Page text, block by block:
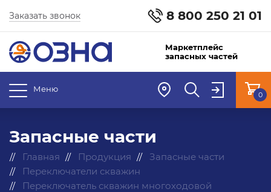
8 800 250 21 01
Заказать звонок
Маркетплейс
запасных частей
Меню
0
Запасные части
Главная Продукция
Запасные части
Переключатели скважин
Переключатель скважин многоходовой